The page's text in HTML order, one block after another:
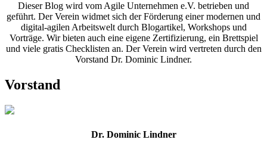
Dieser Blog wird vom Agile Unternehmen e.V. betrieben und
geführt. Der Verein widmet sich der Förderung einer modernen und
digital-agilen Arbeitswelt durch Blogartikel, Workshops und
Vorträge. Wir bieten auch eine eigene Zertifizierung, ein Brettspiel
und viele gratis Checklisten an. Der Verein wird vertreten durch den
Vorstand Dr. Dominic Lindner.
Vorstand
Dr. Dominic Lindner